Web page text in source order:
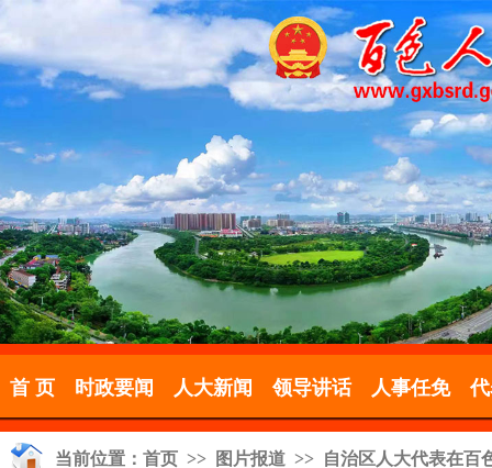
首 页 时政要闻 人大新闻 领导讲话 人事任免
当前位置： 首页 >> 图片报道 >> 自治区人大代表在百